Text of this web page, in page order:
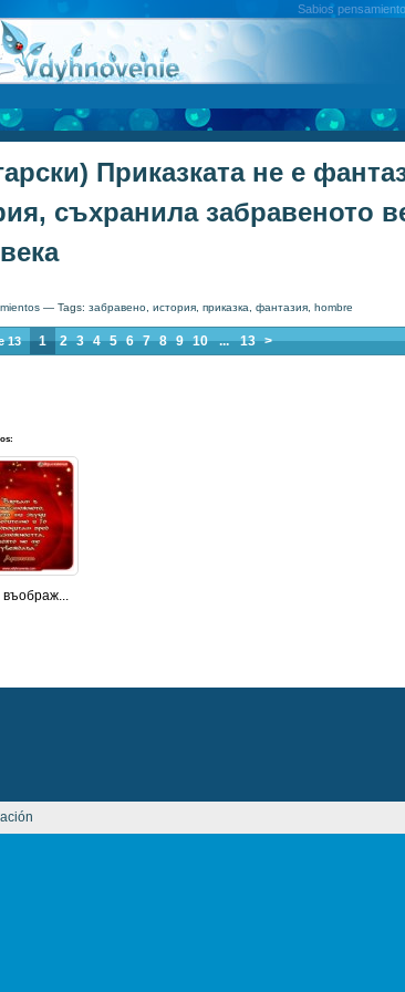
Sabios
Приказката не е
съхранила забравеното
— Tags: забравено, история, приказка фантазия, hombre
13 1 2 3 4 5 6 7 8 9 10 ... 13 >
въображ...